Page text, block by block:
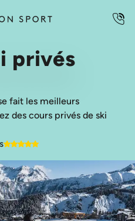
privés
fait les meilleurs
des cours privés de ski